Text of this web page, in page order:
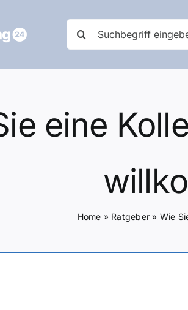
nach:
eine
Home » Ratgeber » Wie